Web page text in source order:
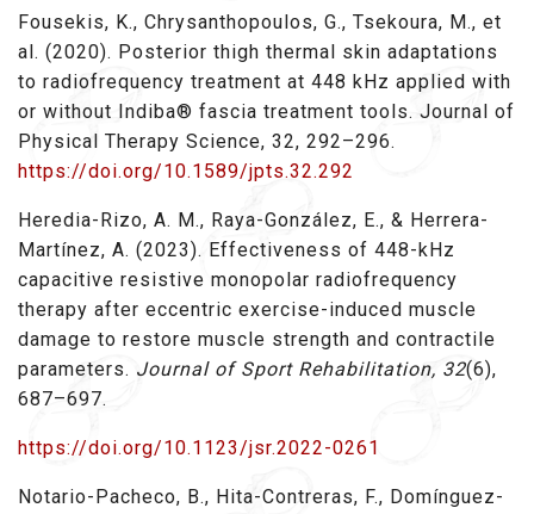
Fousekis, K., Chrysanthopoulos, G., Tsekoura, M., et
al. (2020). Posterior thigh thermal skin adaptations
to radiofrequency treatment at 448 kHz applied with
or without Indiba® fascia treatment tools. Journal of
Physical Therapy Science, 32, 292–296.
https://doi.org/10.1589/jpts.32.292
Heredia-Rizo, A. M., Raya-González, E., & Herrera-
Martínez, A. (2023). Effectiveness of 448-kHz
capacitive resistive monopolar radiofrequency
therapy after eccentric exercise-induced muscle
damage to restore muscle strength and contractile
parameters. Journal of Sport Rehabilitation, 32(6),
687–697.
https://doi.org/10.1123/jsr.2022-0261
Notario-Pacheco, B., Hita-Contreras, F., Domínguez-